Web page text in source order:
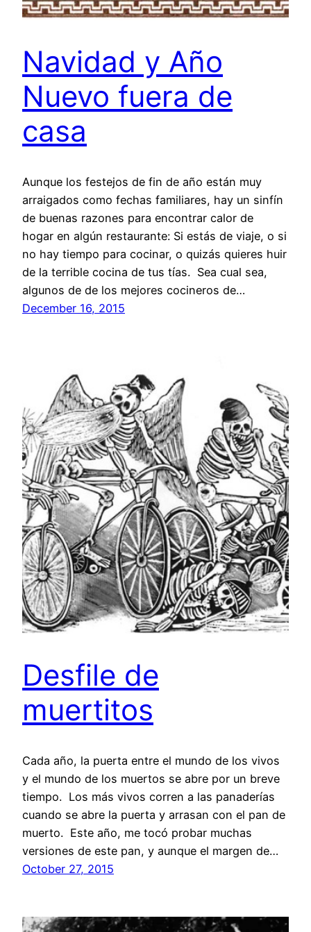
Navidad y Año
Nuevo fuera de
casa
Aunque los festejos de fin de año están muy
arraigados como fechas familiares, hay un sinfín
de buenas razones para encontrar calor de
hogar en algún restaurante: Si estás de viaje, o si
no hay tiempo para cocinar, o quizás quieres huir
de la terrible cocina de tus tías. Sea cual sea,
algunos de de los mejores cocineros de…
December 16, 2015
Desfile de
muertitos
Cada año, la puerta entre el mundo de los vivos
y el mundo de los muertos se abre por un breve
tiempo. Los más vivos corren a las panaderías
cuando se abre la puerta y arrasan con el pan de
muerto. Este año, me tocó probar muchas
versiones de este pan, y aunque el margen de…
October 27, 2015